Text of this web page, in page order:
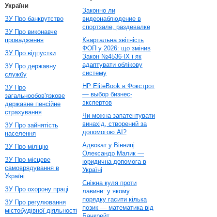
України
ЗУ Про банкрутство
ЗУ Про виконавче
провадження
ЗУ Про відпустки
ЗУ Про державну
службу
ЗУ Про
загальнообов'язкове
державне пенсійне
страхування
ЗУ Про зайнятість
населення
ЗУ Про міліцію
ЗУ Про місцеве
самоврядування в
Україні
ЗУ Про охорону праці
ЗУ Про регулювання
містобудівної діяльності
Законно ли
видеонаблюдение в
спортзале, раздевалке
Квартальна звітність
ФОП у 2026: що змінив
Закон №4536-IX і як
адаптувати облікову
систему
HP EliteBook в Фокстрот
— выбор бизнес-
экспертов
Чи можна запатентувати
винахід, створений за
допомогою AI?
Адвокат у Вінниці
Олександр Малик —
юридична допомога в
Україні
Сніжна куля проти
лавини: у якому
порядку гасити кілька
позик — математика від